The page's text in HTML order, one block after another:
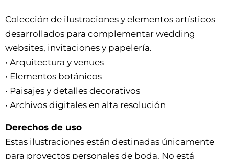
Colección de ilustraciones y elementos artísticos
desarrollados para complementar wedding
websites, invitaciones y papelería.
• Arquitectura y venues
• Elementos botánicos
• Paisajes y detalles decorativos
• Archivos digitales en alta resolución
Derechos de uso
Estas ilustraciones están destinadas únicamente
para proyectos personales de boda. No está